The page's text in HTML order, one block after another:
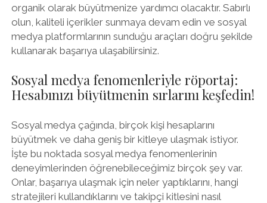
organik olarak büyütmenize yardımcı olacaktır. Sabırlı
olun, kaliteli içerikler sunmaya devam edin ve sosyal
medya platformlarının sunduğu araçları doğru şekilde
kullanarak başarıya ulaşabilirsiniz.
Sosyal medya fenomenleriyle röportaj:
Hesabınızı büyütmenin sırlarını keşfedin!
Sosyal medya çağında, birçok kişi hesaplarını
büyütmek ve daha geniş bir kitleye ulaşmak istiyor.
İşte bu noktada sosyal medya fenomenlerinin
deneyimlerinden öğrenebileceğimiz birçok şey var.
Onlar, başarıya ulaşmak için neler yaptıklarını, hangi
stratejileri kullandıklarını ve takipçi kitlesini nasıl